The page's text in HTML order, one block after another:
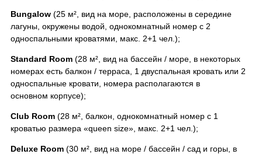
Bungalow (25 м², вид на море, расположены в середине
лагуны, окружены водой, однокомнатный номер с 2
односпальными кроватями, макс. 2+1 чел.);
Standard Room (28 м², вид на бассейн / море, в некоторых
номерах есть балкон / терраса, 1 двуспальная кровать или 2
односпальные кровати, номера располагаются в
основном корпусе);
Club Room (28 м², балкон, однокомнатный номер с 1
кроватью размера «queen size», макс. 2+1 чел.);
Deluxe Room (30 м², вид на море / бассейн / сад и горы, в